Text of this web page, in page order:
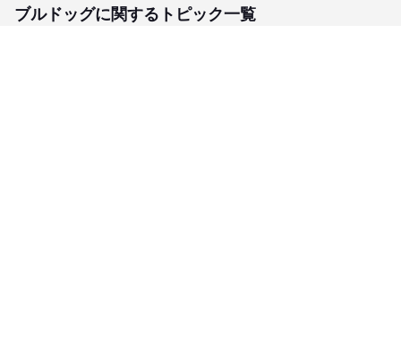
ブルドッグに関するトピック一覧